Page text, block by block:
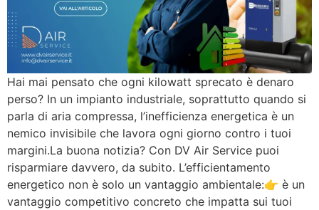
Hai mai pensato che ogni kilowatt sprecato è denaro
perso? In un impianto industriale, soprattutto quando si
parla di aria compressa, l’inefficienza energetica è un
nemico invisibile che lavora ogni giorno contro i tuoi
margini.La buona notizia? Con DV Air Service puoi
risparmiare davvero, da subito. L’efficientamento
energetico non è solo un vantaggio ambientale:👉 è un
vantaggio competitivo concreto che impatta sui tuoi